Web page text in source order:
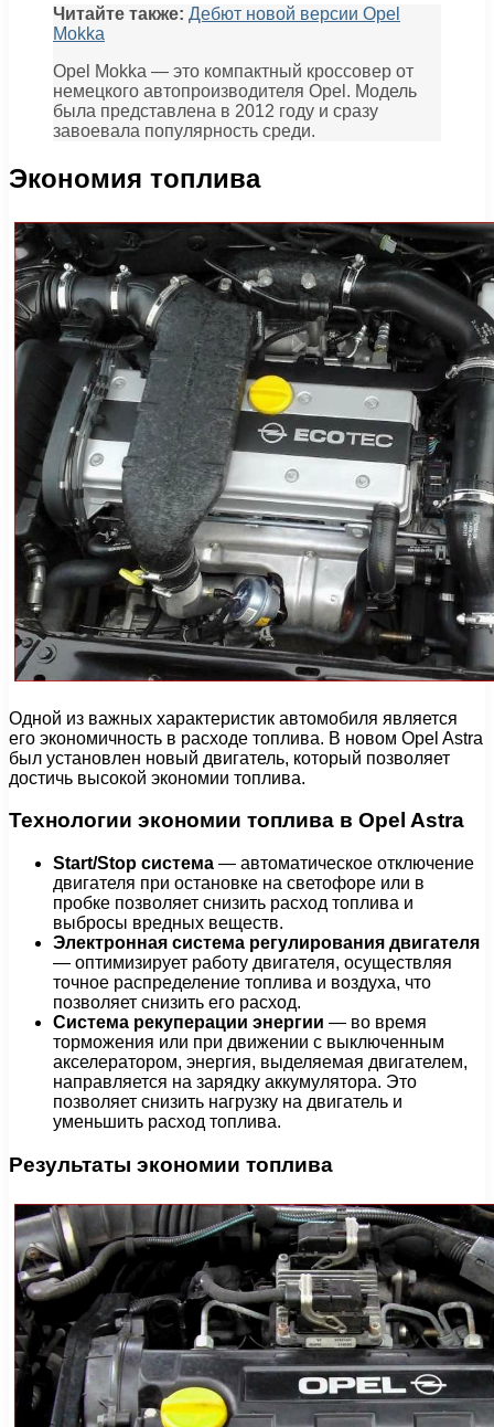
Читайте также: Дебют новой версии Opel
Mokka
Opel Mokka — это компактный кроссовер от
немецкого автопроизводителя Opel. Модель
была представлена в 2012 году и сразу
завоевала популярность среди.
Экономия топлива
Одной из важных характеристик автомобиля является
его экономичность в расходе топлива. В новом Opel Astra
был установлен новый двигатель, который позволяет
достичь высокой экономии топлива.
Технологии экономии топлива в Opel Astra
Start/Stop система — автоматическое отключение
двигателя при остановке на светофоре или в
пробке позволяет снизить расход топлива и
выбросы вредных веществ.
Электронная система регулирования двигателя
— оптимизирует работу двигателя, осуществляя
точное распределение топлива и воздуха, что
позволяет снизить его расход.
Система рекуперации энергии — во время
торможения или при движении с выключенным
акселератором, энергия, выделяемая двигателем,
направляется на зарядку аккумулятора. Это
позволяет снизить нагрузку на двигатель и
уменьшить расход топлива.
Результаты экономии топлива